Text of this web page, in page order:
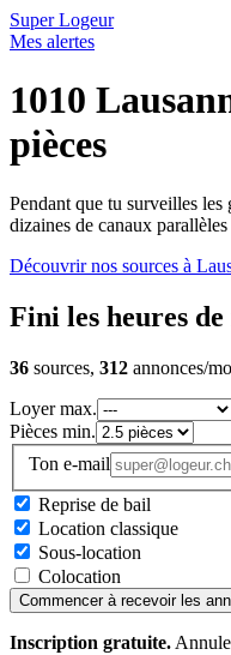
Super Logeur
Mes alertes
1010
pièces
Pendant que tu surveilles les
dizaines de canaux
Découvrir nos sources à
Fini les heures
36 sources, 312 annonces/
Loyer max.
Pièces min.
Ton e-mail
Reprise de bail
Location classique
Sous-location
Colocation
Commencer à recevoir les
Inscription gratuite.